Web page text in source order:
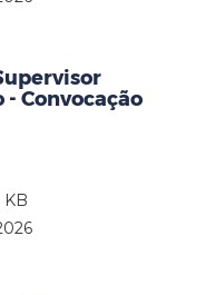
Convocação
KB